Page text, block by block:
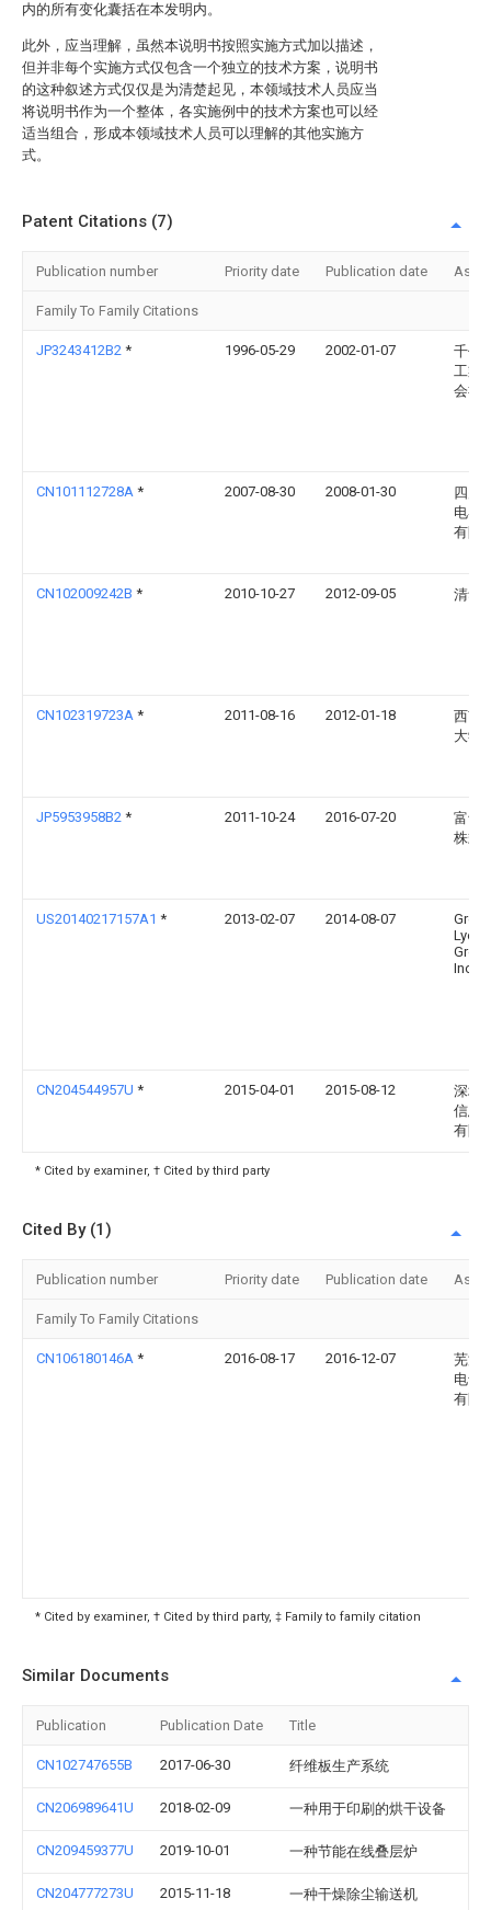
内的所有变化囊括在本发明内。
此外，应当理解，虽然本说明书按照实施方式加以描述，
但并非每个实施方式仅包含一个独立的技术方案，说明书
的这种叙述方式仅仅是为清楚起见，本领域技术人员应当
将说明书作为一个整体，各实施例中的技术方案也可以经
适当组合，形成本领域技术人员可以理解的其他实施方
式。
Patent Citations (7)
Publication number Priority date Publication date
Family To Family Citations
JP3243412B2 * 1996-05-29 2002-01-07
千住
工業
会社
CN101112728A * 2007-08-30 2008-01-30
四川
电器
有限
CN102009242B * 2010-10-27 2012-09-05 清华
CN102319723A * 2011-08-16 2012-01-18
西南
大学
JP5953958B2 * 2011-10-24 2016-07-20
富士
株式
US20140217157A1 * 2013-02-07 2014-08-07
Lyon
Inc.
CN204544957U * 2015-04-01 2015-08-12
深圳
信息
有限
* Cited by examiner, † Cited by third party
Cited By (1)
Publication number Priority date Publication date
Family To Family Citations
CN106180146A * 2016-08-17 2016-12-07
芜湖
电气
有限
* Cited by examiner, † Cited by third party, ‡ Family to family citation
Similar Documents
Publication Publication Date Title
CN102747655B 2017-06-30 纤维板生产系统
CN206989641U 2018-02-09 一种用于印刷的烘干设备
CN209459377U 2019-10-01 一种节能在线叠层炉
CN204777273U 2015-11-18 一种干燥除尘输送机